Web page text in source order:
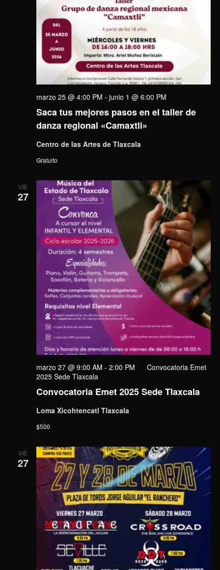
Saca tus mejores pasos en el taller de
danza regional «Camaxtli»
marzo 25 @ 4:00 PM - junio 1 @ 6:00 PM
Centro de las Artes de Tlaxcala
Gratuito
VIE
27
Convocatoria Emet 2025 Sede Tlaxcala
marzo 27 @ 9:00 AM - 2:00 PM
Convocatoria Emet
2025 Sede Tlaxcala
Loma Xicohtencatl Tlaxcala
$500
VIE
27